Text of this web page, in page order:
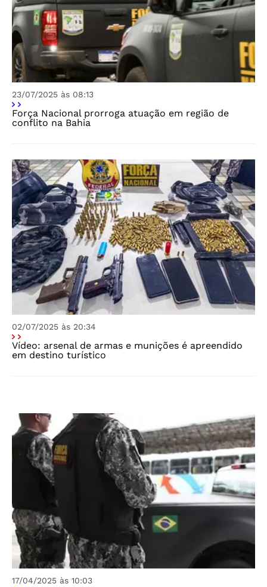
23/07/2025 às 08:13
Força Nacional prorroga atuação em região de
conflito na Bahia
02/07/2025 às 20:34
Vídeo: arsenal de armas e munições é apreendido
em destino turístico
17/04/2025 às 10:03